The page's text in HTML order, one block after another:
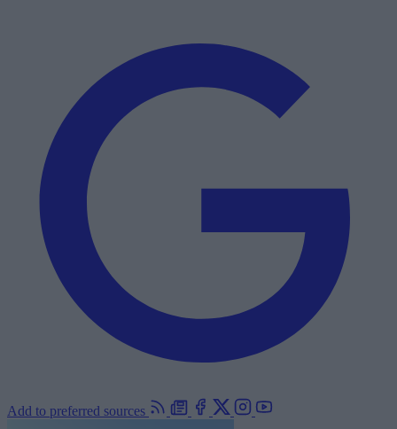
Add to preferred sources